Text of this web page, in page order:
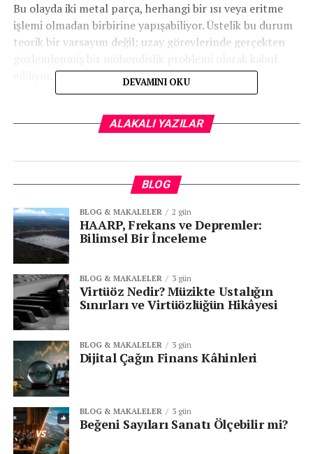
Bu olayda iki metal parça, herhangi bir ısı veya eritme
işlemi olmadan birbirine yapışabiliyor. Üstelik bu durum
teorik bir varsayım değil; uzay görevlerinde gerçekten
Soğuk Kaynak Nasıl Oluşuyor?
“çıplak” değildir. Havayla temas eden metal yüzeylerde:
nem,
yağ,
mikroskobik kir katmanları
bulunur. Bu katmanlar metallerin birbirine atomik
seviyede temas etmesini engeller.
Ancak uzayda durum farklıdır. Vakum ortamında
oksitlenme çok düşük seviyededir ve temiz metal
yüzeyler birbirine temas ettiğinde atomlar adeta tek bir
parça gibi davranmaya başlayabilir. Böylece iki metal
arasında doğal bir bağ oluşur.
Bilim İnsanları Bu Olayı Nasıl
DEVAMINI OKU
ALAKALI YAZILAR
BLOG
BLOG & MAKALELER 2 gün
HAARP, Frekans ve Depremler:
Bilimsel Bir İnceleme
BLOG & MAKALELER 3 gün
Virtüöz Nedir? Müzikte Ustalığın
Sınırları ve Virtüözlüğün Hikâyesi
BLOG & MAKALELER 3 gün
Dijital Çağın Finans Kâhinleri
BLOG & MAKALELER 3 gün
Beğeni Sayıları Sanatı Ölçebilir mi?